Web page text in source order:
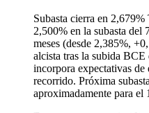
Subasta cierra en
2,500% en la subasta
meses (desde 2,385%,
alcista tras la subida
incorpora expectativas
recorrido. Próxima
aproximadamente para el